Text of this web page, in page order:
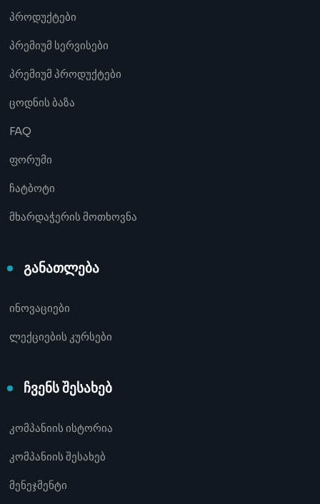
პროდუქტები
პრემიუმ სერვისები
პრემიუმ პროდუქტები
ცოდნის ბაზა
FAQ
ფორუმი
ჩატბოტი
მხარდაჭერის მოთხოვნა
განათლება
ინოვაციები
ლექციების კურსები
ჩვენს შესახებ
კომპანიის ისტორია
კომპანიის შესახებ
მენეჯმენტი